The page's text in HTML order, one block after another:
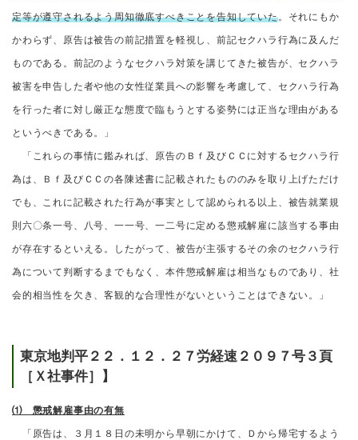
定等が遵守されるよう周知徹底すべきことを告知していた。それにもか
かわらず、原告は被告の前記措置を軽視し、前記セクハラ行為に及んだ
ものである。前記のようなセクハラ対策を講じてきた被告が、セクハラ
被害を申告した者や他の女性従業員への影響を考慮して、セクハラ行為
を行った者に対し厳正な態度で臨もうとする姿勢には正当な理由がある
というべきである。」
「これらの事情に鑑みれば、原告のＢｆ及びＣＣに対するセクハラ行
為は、Ｂｆ及びＣＣの各陳述書に記載されたもののみを取り上げただけ
でも、これに記載された行為が事実として認められる以上、被告就業規
則六〇条一号、八号、一一号、一二号に定める懲戒解雇に該当する事由
が存在するといえる。したがって、被告が主張するその余のセクハラ行
為について判断するまでもなく、本件懲戒解雇は相当なものであり、社
会的相当性を欠き、客観的な合理性がないということはできない。」
東京地判平２２．１２．２７労経速２０９７号３頁
［Ｘ社事件］】
⑴ 懲戒解雇事由の有無
「原告は、３月１８日の未明から早朝にかけて、Ｄから帰宅するよう